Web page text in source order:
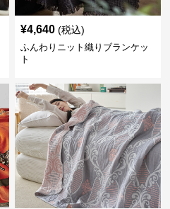
¥4,640 (税込)
ふんわりニット織りブランケッ
ト